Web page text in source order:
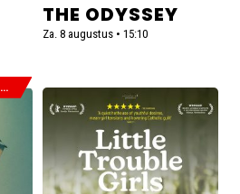
THE ODYSSEY
Za. 8 augustus • 15:10
Lees
meer
Little
Trouble